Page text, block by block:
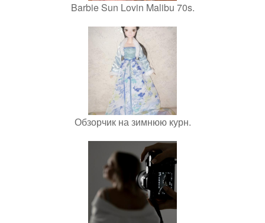
Barbie Sun Lovin Malibu 70s.
Обзорчик на зимнюю курн.